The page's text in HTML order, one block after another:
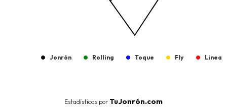
Jonrón Rolling Toque Fly Linea
Estadísticas por TuJonrón.com